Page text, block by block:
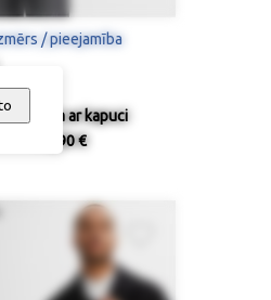
/ pieejamība
jaka ar kapuci
112,90 €